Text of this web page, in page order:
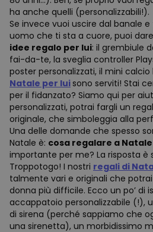
ha anche quelli (personalizzabili!).
Se invece vuoi uscire dal banale
uomo che ti sta a cuore, puoi
idee regalo per lui: il grembiule
fai-da-te, la sveglia controller
poster personalizzati, il mini calcio
Natale per lui sono serviti! Stai
per il fidanzato? Siamo qui per
personalizzati, potrai fargli un
originale, che simboleggia alla
Una delle domande che spesso
Natale è: cosa regalare a
importante per me? La risposta è
Troppotogo! I nostri regali di
talmente vari e originali che
donna più difficile. Ecco un po’ di
accappatoio personalizzabile (!),
di sirena (perché sappiamo che
una sirenetta), un morbidissimo